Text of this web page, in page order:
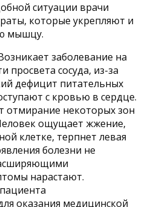
ситуации врачи
которые укрепляют и
мышцу.
заболевание на
просвета сосуда, из-за
дефицит питательных
с кровью в сердце.
отмирание некоторых зон
ощущает жжение,
клетке, терпнет левая
болезни не
нарастают.
оказания медицинской